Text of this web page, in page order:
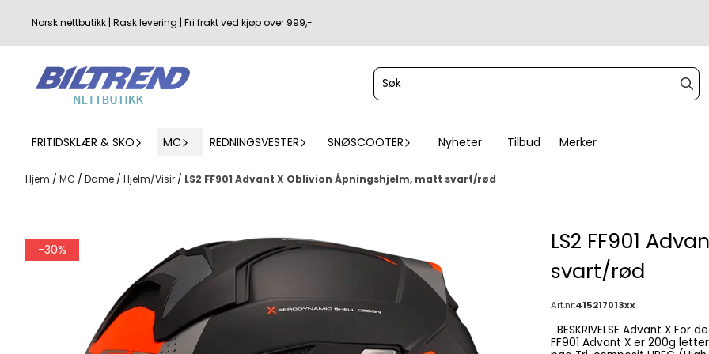
Hopp til innhold
Norsk nettbutikk | Rask levering | Fri frakt ved kjøp over 999,-
FRITIDSKLÆR & SKO MC REDNINGSVESTER SNØSCOOTER Nyheter Tilbud Merker
Hjem / MC / Dame / Hjelm/Visir / LS2 FF901 Advant X Oblivion Åpningshjelm, matt svart/rød
-30%
LS2 FF901
svart/rød
Art.nr:415217013xx
FF901 Advant X er 200g